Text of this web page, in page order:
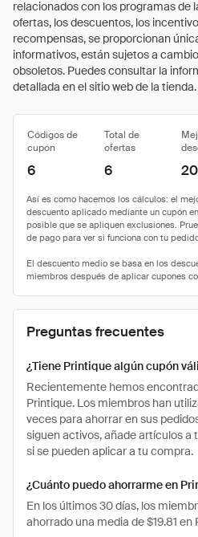
relacionados con los programas de
ofertas, los descuentos, los
recompensas, se proporcionan
informativos, están sujetos a
obsoletos. Puedes consultar la
detallada en el sitio web de la tienda.
Códigos de
cupón
Total de
ofertas
6 6
Preguntas frecuentes
¿Tiene Printique algún cupón
Recientemente hemos
Printique. Los miembros han
veces para ahorrar en sus
siguen activos, añade artículos
si se pueden aplicar a tu compra.
¿Cuánto puedo ahorrarme en
En los últimos 30 días, los
ahorrado una media de $19.81 en